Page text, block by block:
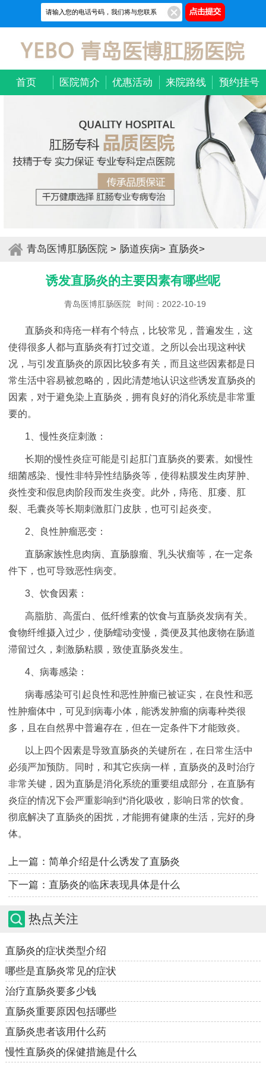
首页 医院简介 优惠活动 来院路线 预约挂号
青岛医博肛肠医院> 肠道疾病> 直肠炎>
诱发直肠炎的主要因素有哪些呢
青岛医博肛肠医院 时间：2022-10-19
直肠炎和痔疮一样有个特点，比较常见，普遍发生，这
使得很多人都与直肠炎有打过交道。之所以会出现这种状
况，与引发直肠炎的原因比较多有关，而且这些因素都是日
常生活中容易被忽略的，因此清楚地认识这些诱发直肠炎的
因素，对于避免染上直肠炎，拥有良好的消化系统是非常重
要的。
1、慢性炎症刺激：
长期的慢性炎症可能是引起肛门直肠炎的要素。如慢性
细菌感染、慢性非特异性结肠炎等，使得粘膜发生肉芽肿、
炎性变和假息肉阶段而发生炎变。此外，痔疮、肛瘘、肛
裂、毛囊炎等长期刺激肛门皮肤，也可引起炎变。
2、良性肿瘤恶变：
直肠家族性息肉病、直肠腺瘤、乳头状瘤等，在一定条
件下，也可导致恶性病变。
3、饮食因素：
高脂肪、高蛋白、低纤维素的饮食与直肠炎发病有关。
食物纤维摄入过少，使肠蠕动变慢，粪便及其他废物在肠道
滞留过久，刺激肠粘膜，致使直肠炎发生。
4、病毒感染：
病毒感染可引起良性和恶性肿瘤已被证实，在良性和恶
性肿瘤体中，可见到病毒小体，能诱发肿瘤的病毒种类很
多，且在自然界中普遍存在，但在一定条件下才能致炎。
以上四个因素是导致直肠炎的关键所在，在日常生活中
必须严加预防。同时，和其它疾病一样，直肠炎的及时治疗
非常关键，因为直肠是消化系统的重要组成部分，在直肠有
炎症的情况下会严重影响到*消化吸收，影响日常的饮食。
彻底解决了直肠炎的困扰，才能拥有健康的生活，完好的身
体。
上一篇： 简单介绍是什么诱发了直肠炎
下一篇： 直肠炎的临床表现具体是什么
热点关注
直肠炎的症状类型介绍
哪些是直肠炎常见的症状
治疗直肠炎要多少钱
直肠炎重要原因包括哪些
直肠炎患者该用什么药
慢性直肠炎的保健措施是什么